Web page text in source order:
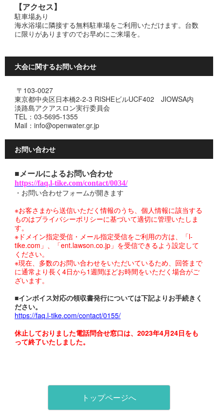
【アクセス】
駐車場あり
海水浴場に隣接する無料駐車場をご利用いただけます。台数
に限りがありますのでお早めにご来場を。
大会に関するお問い合わせ
〒103-0027
東京都中央区日本橋2-2-3 RISHEビルUCF402 JIOWSA内
淡路島アクアスロン実行委員会
TEL：03-5695-1355
Mail：info@openwater.gr.jp
お問い合わせ
■メールによるお問い合わせ
https://faq.l-tike.com/contact/0034/
・お問い合わせフォームが開きます
※お客さまから送信いただく情報のうち、個人情報に該当する
ものはプライバシーポリシーに基づいて適切に管理いたしま
す。
※ドメイン指定受信・メール指定受信をご利用の方は、「l-
tike.com」、「ent.lawson.co.jp」を受信できるよう設定して
ください。
※現在、多数のお問い合わせをいただいているため、回答まで
に通常より長く4日から1週間ほどお時間をいただく場合がご
ざいます。
■インボイス対応の領収書発行については下記よりお手続きく
ださい。
https://faq.l-tike.com/contact/0155/
休止しておりました電話問合せ窓口は、2023年4月24日をも
って終了いたしました。
トップページへ